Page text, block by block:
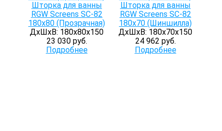
Шторка для ванны
RGW Screens SC-82
180х80 (Прозрачная)
ДхШхВ: 180х80х150
23 030 руб.
Подробнее
Шторка для ванны
RGW Screens SC-82
180х70 (Шиншилла)
ДхШхВ: 180х70х150
24 962 руб.
Подробнее